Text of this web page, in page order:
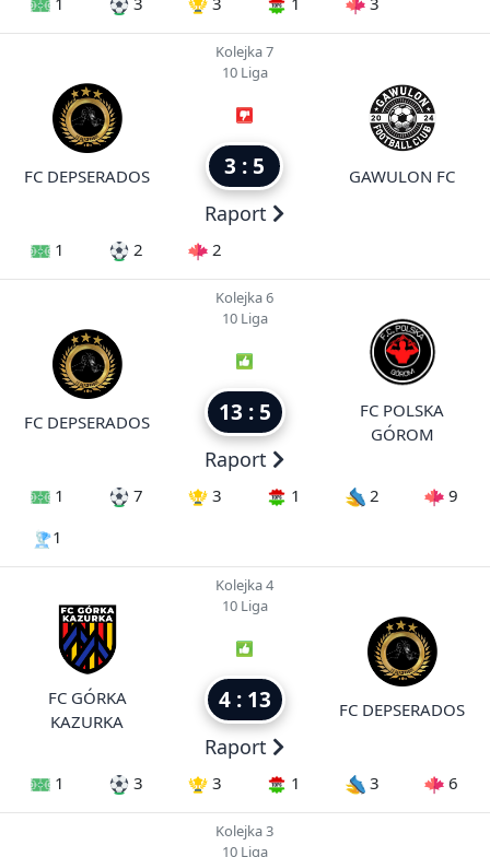
FC DEPSERADOS
Kolejka 7
10 Liga
3 : 5
Raport
GAWULON FC
1 2 2
FC DEPSERADOS
Kolejka 6
10 Liga
13 : 5
Raport
FC POLSKA
GÓROM
1 7 3 1 2
9
1
FC GÓRKA
KAZURKA
Kolejka 4
10 Liga
4 : 13
Raport
FC DEPSERADOS
1 3 3 1 3 6
Kolejka 3
10 Liga